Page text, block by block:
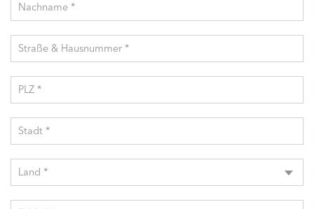
Nachname *
Straße & Hausnummer *
PLZ *
Stadt *
Land *